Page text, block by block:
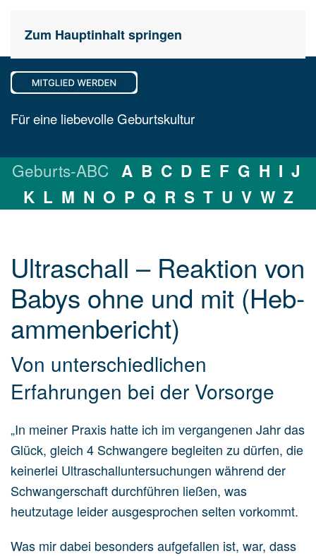
Zum Hauptinhalt springen
Für eine liebevolle Geburtskultur
Geburts-ABC A B C D E F G H I J
K L M N O P Q R S T U V W Z
Ultraschall – Re­ak­tion von
Ba­bys oh­ne und mit (Heb­
am­men­be­richt)
Von unterschiedlichen
Erfahrungen bei der Vorsorge
„In meiner Praxis hatte ich im vergangenen Jahr das
Glück, gleich 4 Schwangere begleiten zu dürfen, die
keinerlei Ultraschalluntersuchungen während der
Schwangerschaft durchführen ließen, was
heutzutage leider ausgesprochen selten vorkommt.
Was mir dabei besonders aufgefallen ist, war, dass